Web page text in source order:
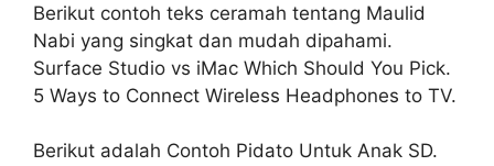
Berikut contoh teks ceramah tentang Maulid
Nabi yang singkat dan mudah dipahami.
Surface Studio vs iMac Which Should You Pick.
5 Ways to Connect Wireless Headphones to TV.
Berikut adalah Contoh Pidato Untuk Anak SD.